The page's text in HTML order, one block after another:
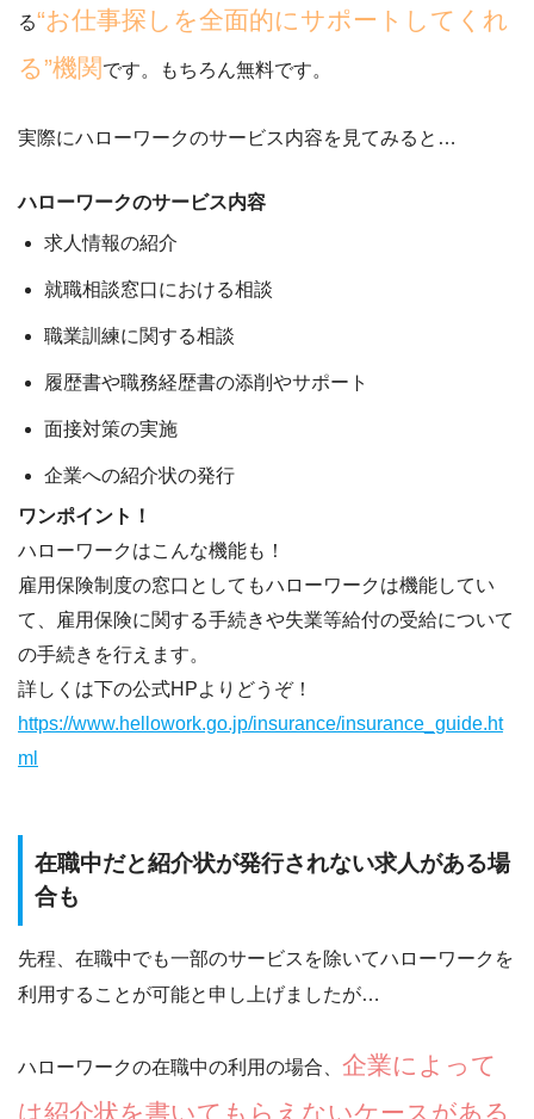
る“お仕事探しを全面的にサポートしてくれ
る”機関 です。もちろん無料です。
実際にハローワークのサービス内容を見てみると…
ハローワークのサービス内容
求人情報の紹介
就職相談窓口における相談
職業訓練に関する相談
履歴書や職務経歴書の添削やサポート
面接対策の実施
企業への紹介状の発行
ワンポイント！
ハローワークはこんな機能も！
雇用保険制度の窓口としてもハローワークは機能してい
て、雇用保険に関する手続きや失業等給付の受給について
の手続きを行えます。
詳しくは下の公式HPよりどうぞ！
https://www.hellowork.go.jp/insurance/insurance_guide.ht
ml
在職中だと紹介状が発行されない求人がある場
合も
先程、在職中でも一部のサービスを除いてハローワークを
利用することが可能と申し上げましたが…
ハローワークの在職中の利用の場合、 企業によって
は紹介状を書いてもらえないケースがある